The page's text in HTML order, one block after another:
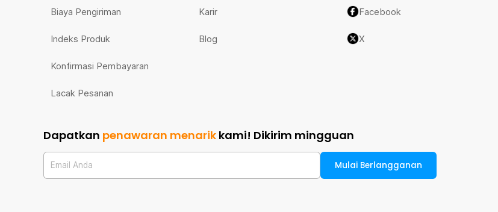
Biaya Pengiriman
Indeks Produk
Konfirmasi Pembayaran
Lacak Pesanan
Karir
Blog
Facebook
X
Dapatkan penawaran menarik kami! Dikirim mingguan
Email Anda Mulai Berlangganan